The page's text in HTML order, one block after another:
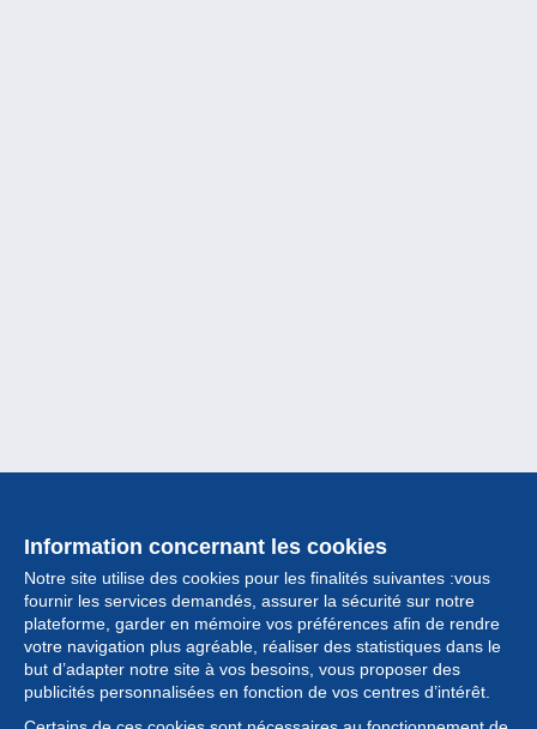
Information concernant les cookies
Notre site utilise des cookies pour les finalités suivantes :vous
fournir les services demandés, assurer la sécurité sur notre
plateforme, garder en mémoire vos préférences afin de rendre
votre navigation plus agréable, réaliser des statistiques dans le
but d’adapter notre site à vos besoins, vous proposer des
publicités personnalisées en fonction de vos centres d’intérêt.
Collection